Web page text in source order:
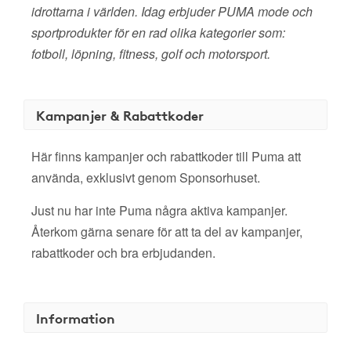
idrottarna i världen. Idag erbjuder PUMA mode och
sportprodukter för en rad olika kategorier som:
fotboll, löpning, fitness, golf och motorsport.
Kampanjer & Rabattkoder
Här finns kampanjer och rabattkoder till Puma att
använda, exklusivt genom Sponsorhuset.
Just nu har inte Puma några aktiva kampanjer.
Återkom gärna senare för att ta del av kampanjer,
rabattkoder och bra erbjudanden.
Information